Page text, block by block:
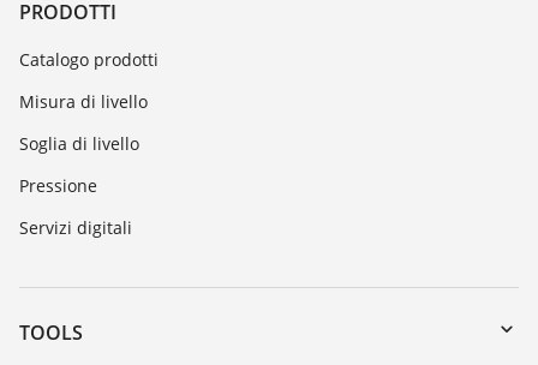
PRODOTTI
Catalogo prodotti
Misura di livello
Soglia di livello
Pressione
Servizi digitali
TOOLS